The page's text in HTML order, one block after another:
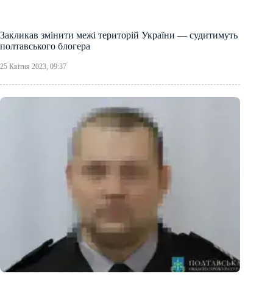
Закликав змінити межі територій України — судитимуть
полтавського блогера
25 Квітня 2023, 09:37